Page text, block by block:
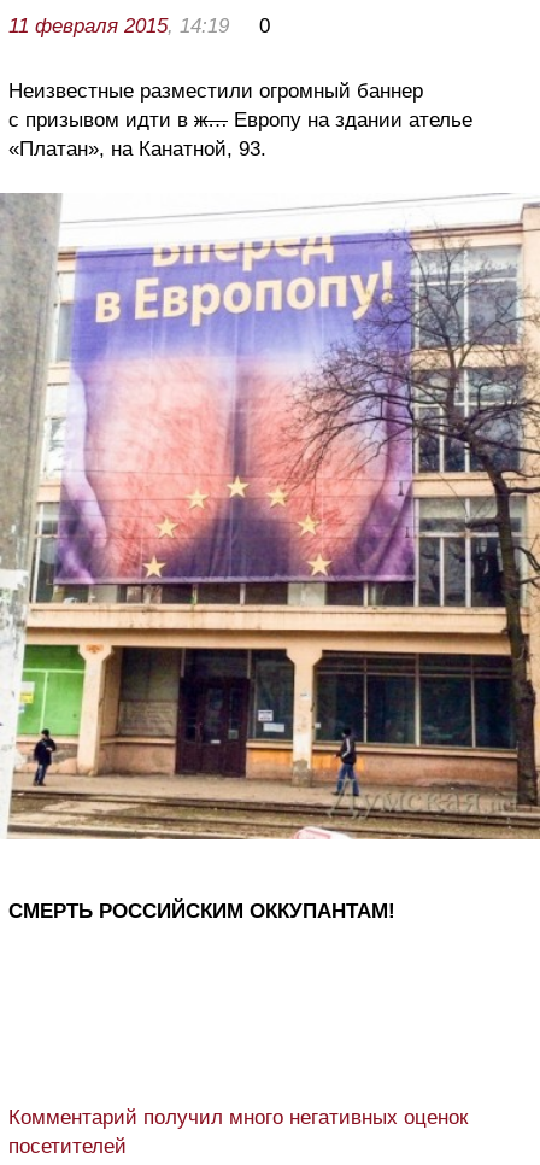
11 февраля 2015, 14:19 0
Неизвестные разместили огромный баннер
с призывом идти в ж… Европу на здании ателье
«Платан», на Канатной, 93.
СМЕРТЬ РОССИЙСКИМ ОККУПАНТАМ!
Комментарий получил много негативных оценок
посетителей